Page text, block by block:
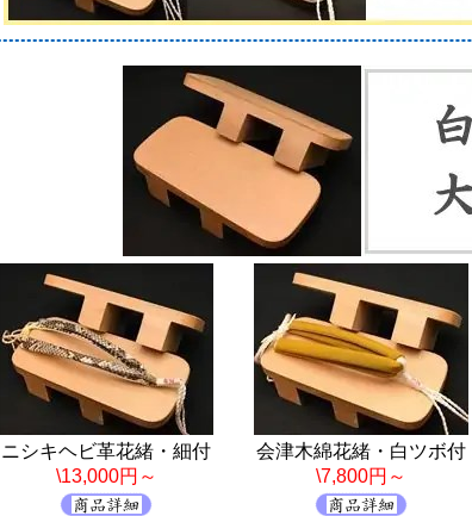
ニシキヘビ革花緒・細付
\13,000円～
会津木綿花緒・白ツボ付
\7,800円～